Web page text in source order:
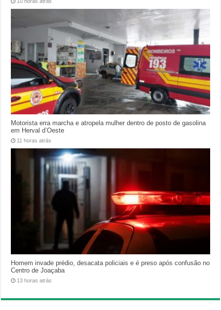
Motorista erra marcha e atropela mulher dentro de posto de gasolina
em Herval d’Oeste
11 horas atrás
Homem invade prédio, desacata policiais e é preso após confusão no
Centro de Joaçaba
13 horas atrás